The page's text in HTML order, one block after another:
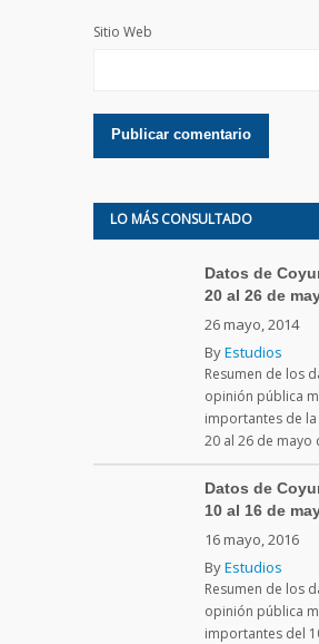
Sitio Web
LO MÁS CONSULTADO
Datos de
20 al 26 de
26 mayo, 2014
ByEstudios
Resumen de los
opinión pública
importantes de
20 al 26 de mayo
Datos de
10 al 16 de
16 mayo, 2016
ByEstudios
Resumen de los
opinión pública
importantes del